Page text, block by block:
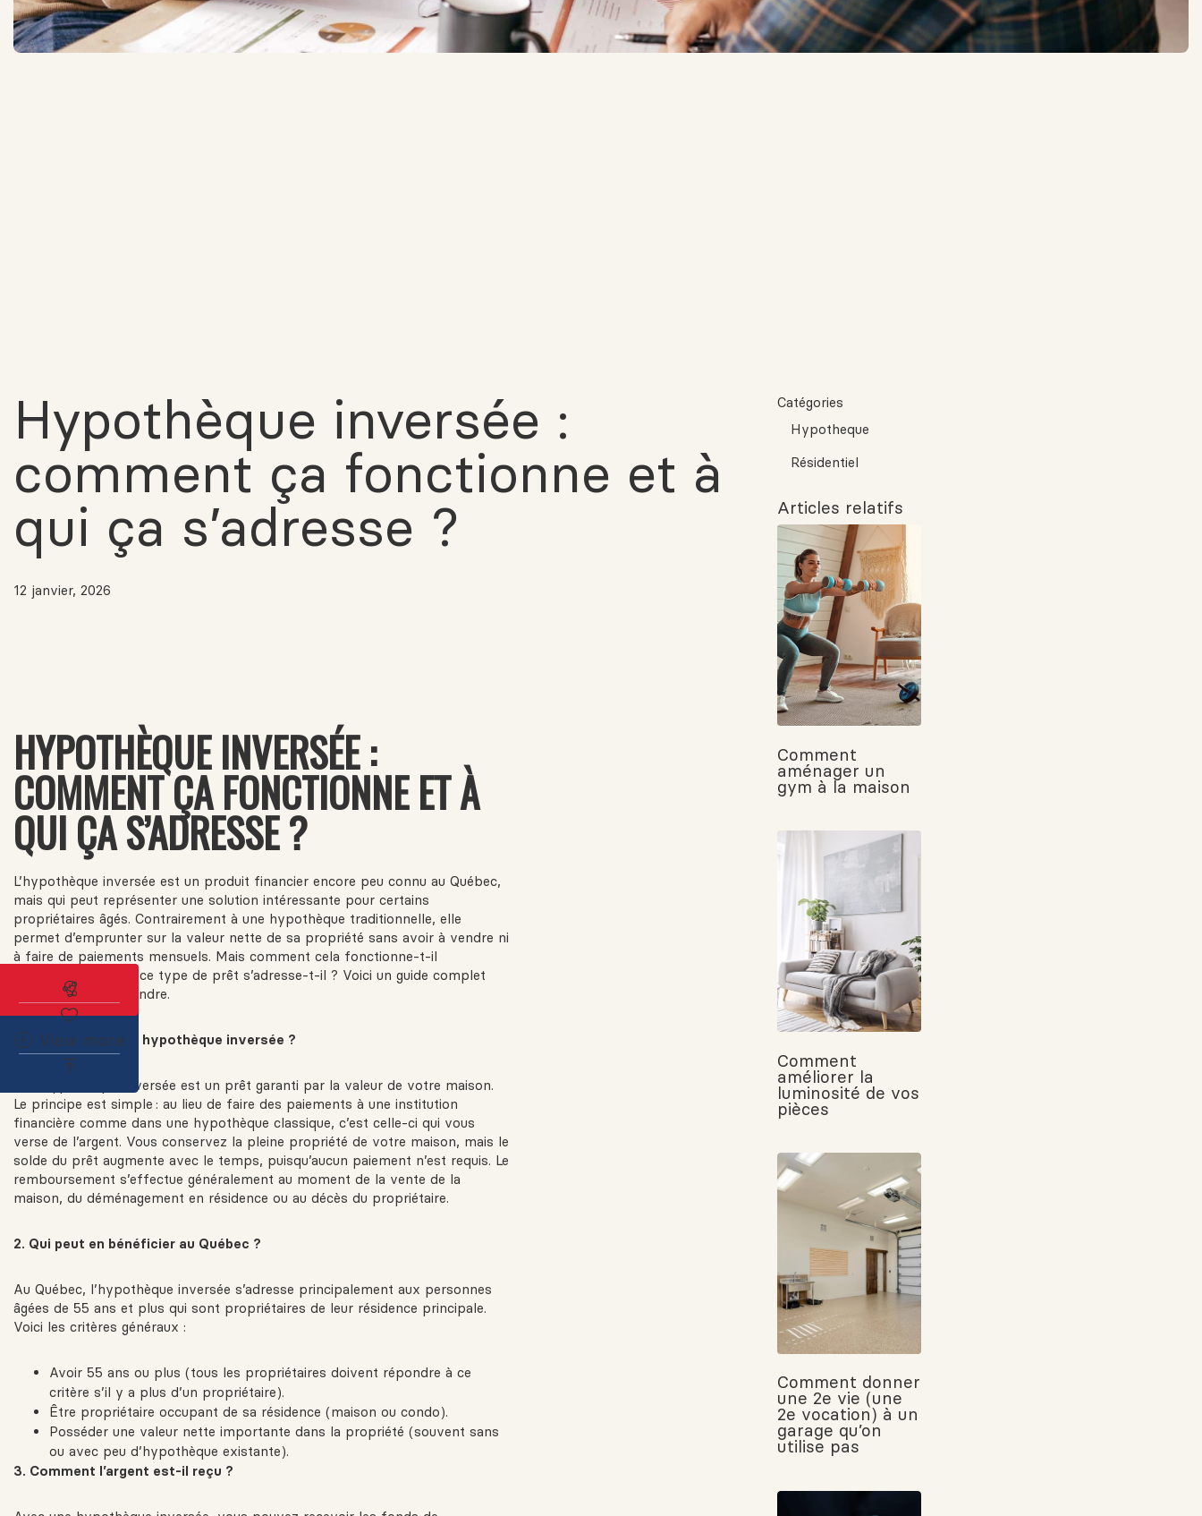
Hypothèque inversée :
comment ça fonctionne et à
qui ça s’adresse ?
12 janvier, 2026
HYPOTHÈQUE INVERSÉE :
COMMENT ÇA FONCTIONNE ET À
QUI ÇA S’ADRESSE ?
L’hypothèque inversée est un produit financier encore peu connu au Québec,
mais qui peut représenter une solution intéressante pour certains
propriétaires âgés. Contrairement à une hypothèque traditionnelle, elle
permet d’emprunter sur la valeur nette de sa propriété sans avoir à vendre ni
à faire de paiements mensuels. Mais comment cela fonctionne-t-il
réellement, et à qui ce type de prêt s’adresse-t-il ? Voici un guide complet
pour mieux comprendre.
1. Qu’est-ce qu’une hypothèque inversée ?
Une hypothèque inversée est un prêt garanti par la valeur de votre maison.
Le principe est simple : au lieu de faire des paiements à une institution
financière comme dans une hypothèque classique, c’est celle-ci qui vous
verse de l’argent. Vous conservez la pleine propriété de votre maison, mais le
solde du prêt augmente avec le temps, puisqu’aucun paiement n’est requis. Le
remboursement s’effectue généralement au moment de la vente de la
maison, du déménagement en résidence ou au décès du propriétaire.
2. Qui peut en bénéficier au Québec ?
Au Québec, l’hypothèque inversée s’adresse principalement aux personnes
âgées de 55 ans et plus qui sont propriétaires de leur résidence principale.
Voici les critères généraux :
Avoir 55 ans ou plus (tous les propriétaires doivent répondre à ce
critère s’il y a plus d’un propriétaire).
Être propriétaire occupant de sa résidence (maison ou condo).
Posséder une valeur nette importante dans la propriété (souvent sans
ou avec peu d’hypothèque existante).
3. Comment l’argent est-il reçu ?
Catégories
Hypotheque
Résidentiel
Articles relatifs
Comment
aménager un
gym à la maison
Comment
améliorer la
luminosité de vos
pièces
Comment donner
une 2e vie (une
2e vocation) à un
garage qu’on
utilise pas
Abonnez-vous à l'alerte immobilière
View more